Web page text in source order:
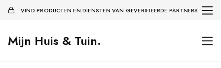
VIND PRODUCTEN EN DIENSTEN VAN GEVERIFIEERDE PARTNERS
Mijn Huis & Tuin.